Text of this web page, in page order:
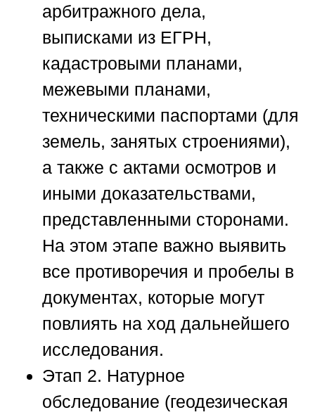
арбитражного дела,
выписками из ЕГРН,
кадастровыми планами,
межевыми планами,
техническими паспортами (для
земель, занятых строениями),
а также с актами осмотров и
иными доказательствами,
представленными сторонами.
На этом этапе важно выявить
все противоречия и пробелы в
документах, которые могут
повлиять на ход дальнейшего
исследования.
Этап 2. Натурное
обследование (геодезическая